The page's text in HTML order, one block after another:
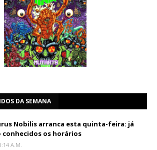
DA SEMANA
Nobilis arranca esta quinta-feira: já
conhecidos os horários
A.m.